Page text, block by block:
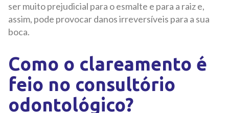
ser muito prejudicial para o esmalte e para a raiz e,
assim, pode provocar danos irreversíveis para a sua
boca.
Como o clareamento é
feio no consultório
odontológico?